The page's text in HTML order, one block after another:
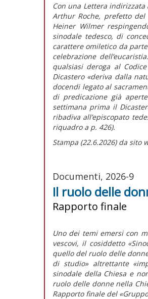
Con una Lettera indirizzata
Arthur Roche, prefetto
Heiner Wilmer
sinodale tedesco, di
carattere omiletico da
celebrazione
qualsiasi deroga al
Dicastero«deriva dalla
docendi legato al
di predicazione già
settimana prima il
ribadiva all’episcopato
riquadro a p. 426).
Stampa (22.6.2026) da sito
Documenti, 2026-9
Il ruolo delle
Rapporto finale
Uno dei temi emersi con
vescovi, il cosiddetto
quello del ruolo delle
di studio» altrettante
sinodale della Chiesa e
ruolo delle donne nella
Rapporto finale del